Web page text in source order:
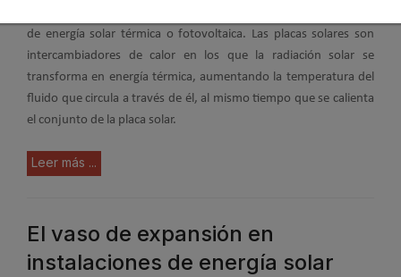
de energía solar térmica o fotovoltaica. Las placas solares son
intercambiadores de calor en los que la radiación solar se
transforma en energía térmica, aumentando la temperatura del
fluido que circula a través de él, al mismo tiempo que se calienta
el conjunto de la placa solar.
Leer más ...
El vaso de expansión en
instalaciones de energía solar